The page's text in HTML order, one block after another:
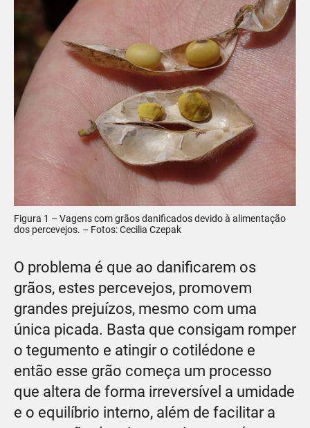
Figura 1 – Vagens com grãos danificados devido à alimentação
dos percevejos. – Fotos: Cecilia Czepak
O problema é que ao danificarem os
grãos, estes percevejos, promovem
grandes prejuízos, mesmo com uma
única picada. Basta que consigam romper
o tegumento e atingir o cotilédone e
então esse grão começa um processo
que altera de forma irreversível a umidade
e o equilíbrio interno, além de facilitar a